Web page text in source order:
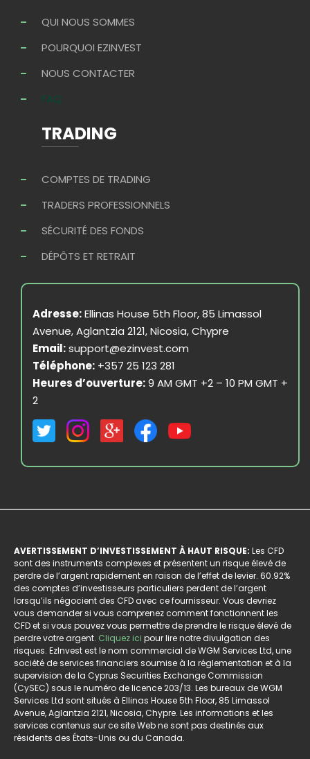
QUI NOUS SOMMES
POURQUOI EZINVEST
NOUS CONTACTER
FAQ
TRADING
COMPTES DE TRADING
TRADERS PROFESSIONNELS
SÉCURITÉ DES FONDS
DÉPÔTS ET RETRAIT
Adresse:Ellinas House 5th Floor, 85 Limassol
Avenue, Aglantzia 2121, Nicosia, Chypre
Email:support@ezinvest.com
Téléphone: +357 25 123 281
Heures d’ouverture:9 AM GMT +2 – 10 PM GMT +
2
AVERTISSEMENT D’INVESTISSEMENT À HAUT RISQUE: Les CFD
sont des instruments complexes et présentent un risque élevé de
perdre de l’argent rapidement en raison de l’effet de levier. 60.92%
des comptes d’investisseurs particuliers perdent de l’argent
lorsqu’ils négocient des CFD avec ce fournisseur. Vous devriez
vous demander si vous comprenez comment fonctionnent les
CFD et si vous pouvez vous permettre de prendre le risque élevé de
perdre votre argent. Cliquez ici pour lire notre divulgation des
risques. EzInvest est le nom commercial de WGM Services Ltd, une
société de services financiers soumise à la réglementation et à la
supervision de la Cyprus Securities Exchange Commission
(CySEC) sous le numéro de licence 203/13. Les bureaux de WGM
Services Ltd sont situés à Ellinas House 5th Floor, 85 Limassol
Avenue, Aglantzia 2121, Nicosia, Chypre. Les informations et les
services contenus sur ce site Web ne sont pas destinés aux
résidents des États-Unis ou du Canada.